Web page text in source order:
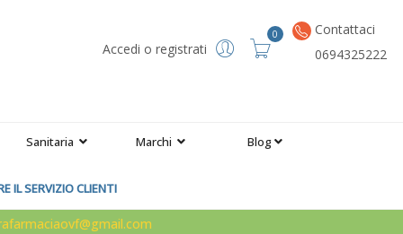
Accedi o registrati
0
Contattaci
0694325222
Sanitaria Marchi Blog
IL SERVIZIO CLIENTI